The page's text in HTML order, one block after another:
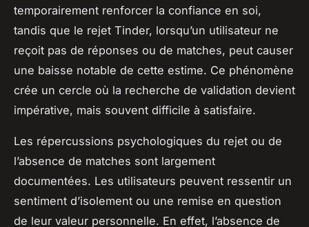
temporairement renforcer la confiance en soi,
tandis que le rejet Tinder, lorsqu’un utilisateur ne
reçoit pas de réponses ou de matches, peut causer
une baisse notable de cette estime. Ce phénomène
crée un cercle où la recherche de validation devient
impérative, mais souvent difficile à satisfaire.
Les répercussions psychologiques du rejet ou de
l’absence de matches sont largement
documentées. Les utilisateurs peuvent ressentir un
sentiment d’isolement ou une remise en question
de leur valeur personnelle. En effet, l’absence de